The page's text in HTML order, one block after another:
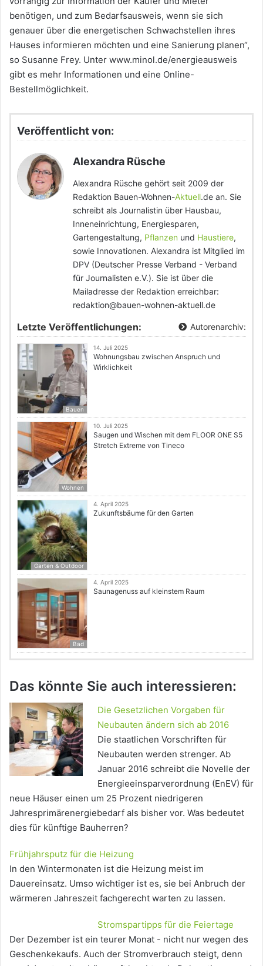
benötigen, und zum Bedarfsausweis, wenn sie sich
genauer über die energetischen Schwachstellen ihres
Hauses informieren möchten und eine Sanierung planen“,
so Susanne Frey. Unter www.minol.de/energieausweis
gibt es mehr Informationen und eine Online-
Bestellmöglichkeit.
Veröffentlicht von:
Alexandra Rüsche
Alexandra Rüsche gehört seit 2009 der
Redaktion Bauen-Wohnen-Aktuell.de an. Sie
schreibt als Journalistin über Hausbau,
Inneneinrichtung, Energiesparen,
Gartengestaltung, Pflanzen und Haustiere,
sowie Innovationen. Alexandra ist Mitglied im
DPV (Deutscher Presse Verband - Verband
für Journalisten e.V.). Sie ist über die
Mailadresse der Redaktion erreichbar:
redaktion@bauen-wohnen-aktuell.de
Letzte Veröffentlichungen: Autorenarchiv:
Bauen
14. Juli 2025
Wohnungsbau zwischen Anspruch und
Wirklichkeit
Wohnen
10. Juli 2025
Saugen und Wischen mit dem FLOOR ONE S5
Stretch Extreme von Tineco
Garten & Outdoor
4. April 2025
Zukunftsbäume für den Garten
Bad
4. April 2025
Saunagenuss auf kleinstem Raum
Das könnte Sie auch interessieren:
Die Gesetzlichen Vorgaben für
Neubauten ändern sich ab 2016
Die staatlichen Vorschriften für
Neubauten werden strenger. Ab
Januar 2016 schreibt die Novelle der
Energieeinsparverordnung (EnEV) für
neue Häuser einen um 25 Prozent niedrigeren
Jahresprimärenergiebedarf als bisher vor. Was bedeutet
dies für künftige Bauherren?
Frühjahrsputz für die Heizung
In den Wintermonaten ist die Heizung meist im
Dauereinsatz. Umso wichtiger ist es, sie bei Anbruch der
wärmeren Jahreszeit fachgerecht warten zu lassen.
Stromspartipps für die Feiertage
Der Dezember ist ein teurer Monat - nicht nur wegen des
Geschenkekaufs. Auch der Stromverbrauch steigt, denn